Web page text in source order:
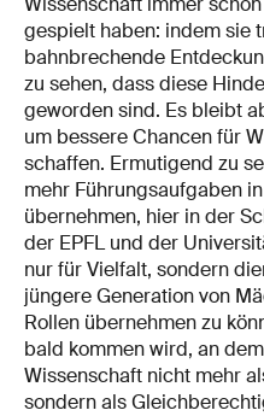
gespielt haben: indem sie
bahnbrechende
zu sehen, dass diese
geworden sind. Es bleibt
um bessere Chancen für
schaffen. Ermutigend zu
mehr Führungsaufgaben
übernehmen, hier in der
der EPFL und der
nur für Vielfalt, sondern
jüngere Generation von
Rollen übernehmen zu
bald kommen wird, an
Wissenschaft nicht mehr
sondern als